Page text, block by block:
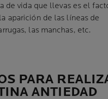
de vida que llevas es el
aparición de las líneas de
las manchas, etc.
PARA
ANTIEDAD